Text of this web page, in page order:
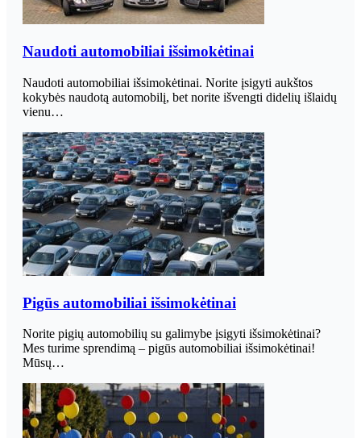
Naudoti automobiliai išsimokėtinai
Naudoti automobiliai išsimokėtinai. Norite įsigyti aukštos
kokybės naudotą automobilį, bet norite išvengti didelių išlaidų
vienu…
Pigūs automobiliai išsimokėtinai
Norite pigių automobilių su galimybe įsigyti išsimokėtinai?
Mes turime sprendimą – pigūs automobiliai išsimokėtinai!
Mūsų…